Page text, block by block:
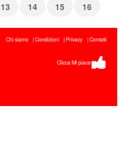
13 14 15
16
Chi siamo Condizioni Privacy Contatti
Clicca Mi piace